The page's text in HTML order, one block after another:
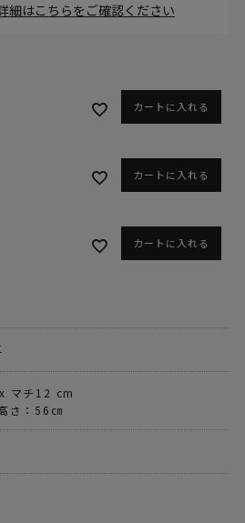
細はこちらをご確認ください
カートに入れる
カートに入れる
カートに入れる
マチ12 cm
さ：56㎝